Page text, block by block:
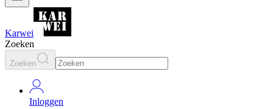
Karwei
Zoeken
Zoeken
Inloggen